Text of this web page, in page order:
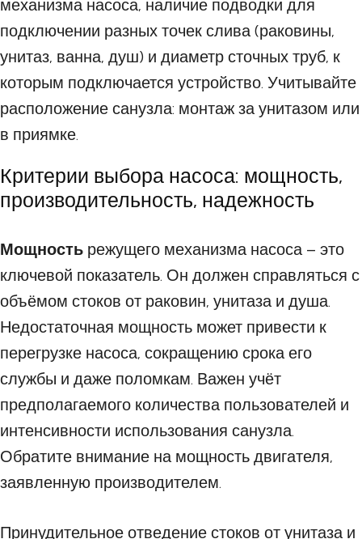
механизма насоса, наличие подводки для
подключении разных точек слива (раковины,
унитаз, ванна, душ) и диаметр сточных труб, к
которым подключается устройство. Учитывайте
расположение санузла: монтаж за унитазом или
в приямке.
Критерии выбора насоса: мощность,
производительность, надежность
Мощность режущего механизма насоса – это
ключевой показатель. Он должен справляться с
объёмом стоков от раковин, унитаза и душа.
Недостаточная мощность может привести к
перегрузке насоса, сокращению срока его
службы и даже поломкам. Важен учёт
предполагаемого количества пользователей и
интенсивности использования санузла.
Обратите внимание на мощность двигателя,
заявленную производителем.
Принудительное отведение стоков от унитаза и